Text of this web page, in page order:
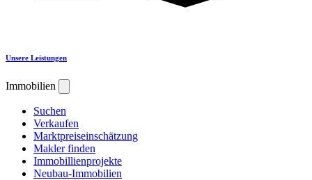
Unsere Leistungen
Immobilien
Suchen
Verkaufen
Marktpreiseinschätzung
Makler finden
Immobillienprojekte
Neubau-Immobilien